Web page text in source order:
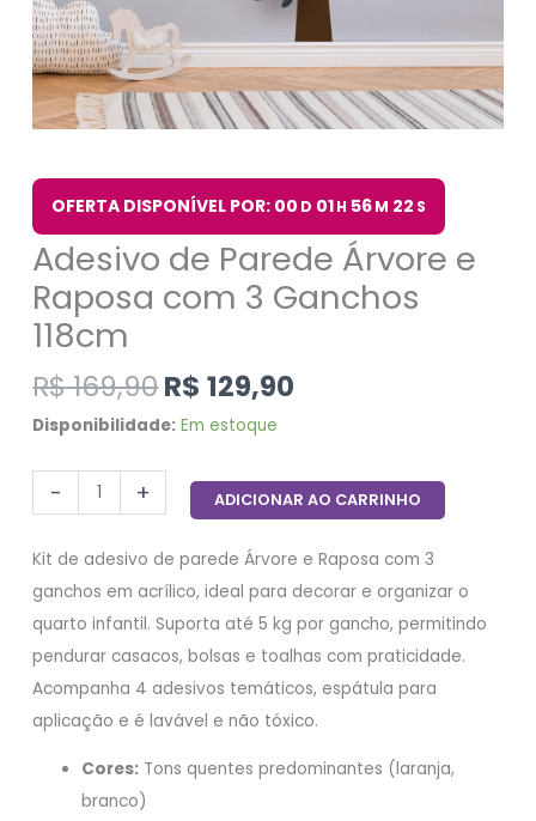
OFERTA DISPONÍVEL POR: 00 D 01H 56M 21S
Adesivo de Parede Árvore e
Raposa com 3 Ganchos
118cm
R$169,90R$ 129,90
Disponibilidade: Em estoque
- + ADICIONAR AO CARRINHO
Kit de adesivo de parede Árvore e Raposa com 3
ganchos em acrílico, ideal para decorar e organizar o
quarto infantil. Suporta até 5 kg por gancho, permitindo
pendurar casacos, bolsas e toalhas com praticidade.
Acompanha 4 adesivos temáticos, espátula para
aplicação e é lavável e não tóxico.
Cores: Tons quentes predominantes (laranja,
branco)